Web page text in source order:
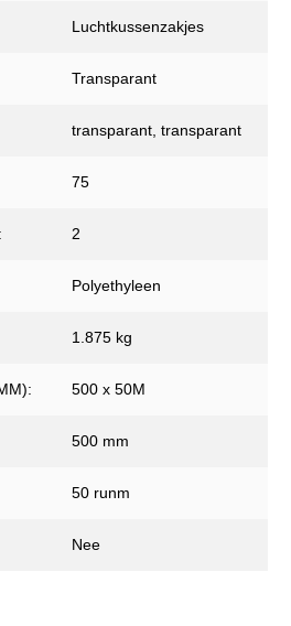
Luchtkussenzakjes
Transparant
transparant , transparant
75
2
Polyethyleen
1.875 kg
500 x 50M
500 mm
50 runm
Nee